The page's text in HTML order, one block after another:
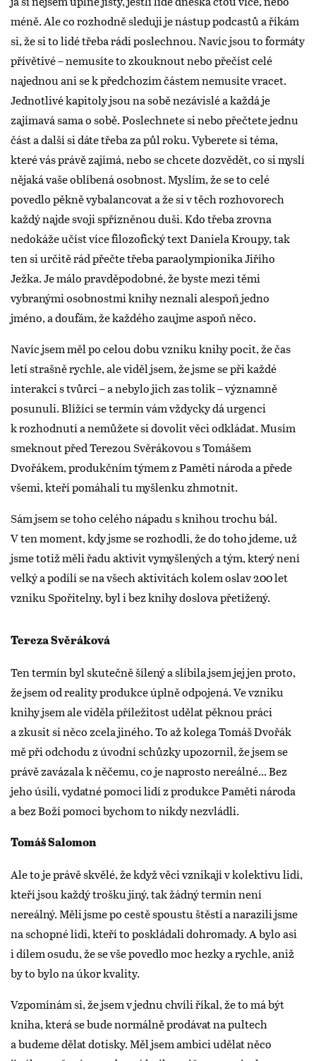
méně. Ale co rozhodně sleduji je nástup podcastů a říkám
si, že si to lidé třeba rádi poslechnou. Navíc jsou to formáty
přívětivé – nemusíte to zkouknout nebo přečíst celé
najednou ani se k předchozím částem nemusíte vracet.
Jednotlivé kapitoly jsou na sobě nezávislé a každá je
zajímavá sama o sobě. Poslechnete si nebo přečtete jednu
část a další si dáte třeba za půl roku. Vyberete si téma,
které vás právě zajímá, nebo se chcete dozvědět, co si myslí
nějaká vaše oblíbená osobnost. Myslím, že se to celé
povedlo pěkně vybalancovat a že si v těch rozhovorech
každý najde svoji spřízněnou duši. Kdo třeba zrovna
nedokáže učíst více filozofický text Daniela Kroupy, tak
ten si určitě rád přečte třeba paraolympionika Jiřího
Ježka. Je málo pravděpodobné, že byste mezi těmi
vybranými osobnostmi knihy neznali alespoň jedno
jméno, a doufám, že každého zaujme aspoň něco.
Navíc jsem měl po celou dobu vzniku knihy pocit, že čas
letí strašně rychle, ale viděl jsem, že jsme se při každé
interakci s tvůrci – a nebylo jich zas tolik – významně
posunuli. Blížící se termín vám vždycky dá urgenci
k rozhodnutí a nemůžete si dovolit věci odkládat. Musím
smeknout před Terezou Svěrákovou s Tomášem
Dvořákem, produkčním týmem z Paměti národa a přede
všemi, kteří pomáhali tu myšlenku zhmotnit.
Sám jsem se toho celého nápadu s knihou trochu bál.
V ten moment, kdy jsme se rozhodli, že do toho jdeme, už
jsme totiž měli řadu aktivit vymyšlených a tým, který není
velký a podílí se na všech aktivitách kolem oslav 200 let
vzniku Spořitelny, byl i bez knihy doslova přetížený.
Tereza Svěráková
Ten termín byl skutečně šílený a slíbila jsem jej jen proto,
že jsem od reality produkce úplně odpojená. Ve vzniku
knihy jsem ale viděla příležitost udělat pěknou práci
a zkusit si něco zcela jiného. To až kolega Tomáš Dvořák
mě při odchodu z úvodní schůzky upozornil, že jsem se
právě zavázala k něčemu, co je naprosto nereálné... Bez
jeho úsilí, vydatné pomoci lidí z produkce Paměti národa
a bez Boží pomoci bychom to nikdy nezvládli.
Tomáš Salomon
Ale to je právě skvělé, že když věci vznikají v kolektivu lidí,
kteří jsou každý trošku jiný, tak žádný termín není
nereálný. Měli jsme po cestě spoustu štěstí a narazili jsme
na schopné lidi, kteří to poskládali dohromady. A bylo asi
i dílem osudu, že se vše povedlo moc hezky a rychle, aniž
by to bylo na úkor kvality.
Vzpomínám si, že jsem v jednu chvíli říkal, že to má být
kniha, která se bude normálně prodávat na pultech
a budeme dělat dotisky. Měl jsem ambici udělat něco